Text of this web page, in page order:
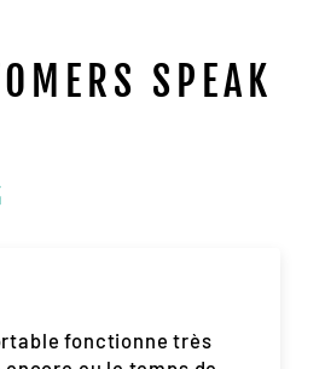
SPEAK
fonctionne très